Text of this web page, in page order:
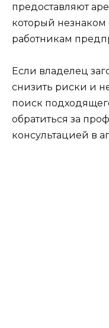
предоставляют
который
работникам
Если владелец
снизить риски и
поиск
обратиться за
консультацией в